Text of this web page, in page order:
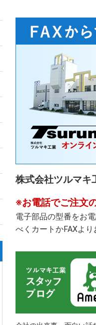
株式会社ツルマキ
※お電話でご注文
電子部品の型番をお
べくカートかFAXより